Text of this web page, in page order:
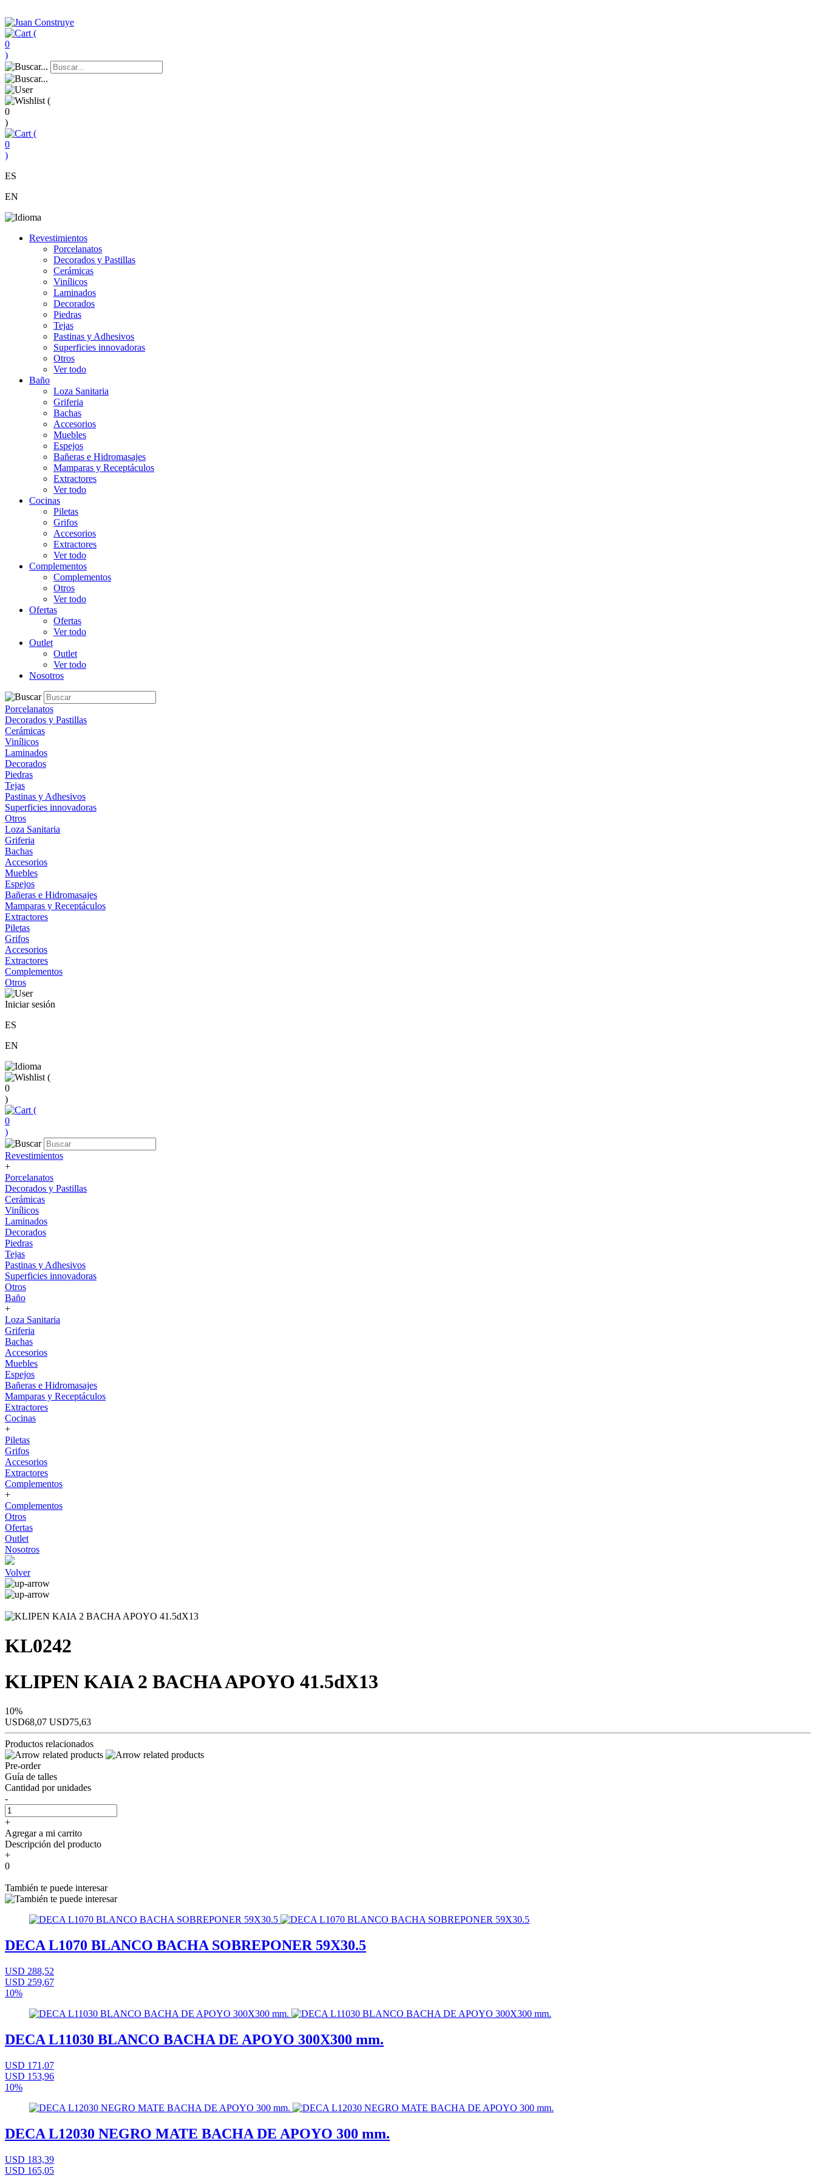
(
0
)
(
0
)
(
0
)
ES
EN
Revestimientos
Porcelanatos
Decorados y Pastillas
Cerámicas
Vinílicos
Laminados
Decorados
Piedras
Tejas
Pastinas y Adhesivos
Superficies innovadoras
Otros
Ver todo
Baño
Loza Sanitaria
Griferia
Bachas
Accesorios
Muebles
Espejos
Bañeras e Hidromasajes
Mamparas y Receptáculos
Extractores
Ver todo
Cocinas
Piletas
Grifos
Accesorios
Extractores
Ver todo
Complementos
Complementos
Otros
Ver todo
Ofertas
Ofertas
Ver todo
Outlet
Outlet
Ver todo
Nosotros
Porcelanatos
Decorados y Pastillas
Cerámicas
Vinílicos
Laminados
Decorados
Piedras
Tejas
Pastinas y Adhesivos
Superficies innovadoras
Otros
Loza Sanitaria
Griferia
Bachas
Accesorios
Muebles
Espejos
Bañeras e Hidromasajes
Mamparas y Receptáculos
Extractores
Piletas
Grifos
Accesorios
Extractores
Complementos
Otros
Iniciar sesión
ES
EN
(
0
)
(
0
)
Revestimientos
+
Porcelanatos
Decorados y Pastillas
Cerámicas
Vinílicos
Laminados
Decorados
Piedras
Tejas
Pastinas y Adhesivos
Superficies innovadoras
Otros
Baño
+
Loza Sanitaria
Griferia
Bachas
Accesorios
Muebles
Espejos
Bañeras e Hidromasajes
Mamparas y Receptáculos
Extractores
Cocinas
+
Piletas
Grifos
Accesorios
Extractores
Complementos
+
Complementos
Otros
Ofertas
Outlet
Nosotros
Volver
KL0242
KLIPEN KAIA 2 BACHA APOYO 41.5dX13
10%
USD68,07 USD75,63
Productos relacionados
Pre-order
Guía de talles
Cantidad por unidades
-
+
Agregar a mi carrito
Descripción del producto
+
0
También te puede interesar
DECA L1070 BLANCO BACHA SOBREPONER 59X30.5
USD 288,52
USD 259,67
10%
DECA L11030 BLANCO BACHA DE APOYO 300X300 mm.
USD 171,07
USD 153,96
10%
DECA L12030 NEGRO MATE BACHA DE APOYO 300 mm.
USD 183,39
USD 165,05